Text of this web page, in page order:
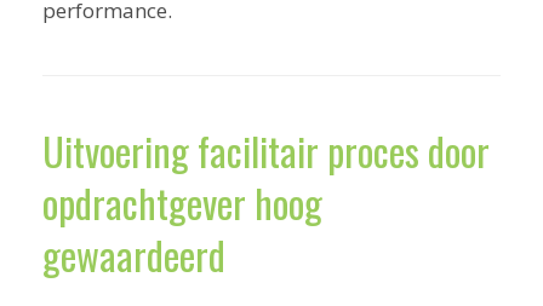
performance.
Uitvoering facilitair proces door
opdrachtgever hoog
gewaardeerd